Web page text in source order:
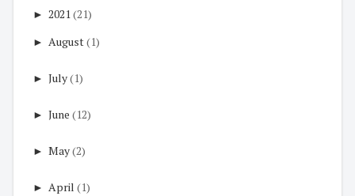
► 2021 (21)
► August(1)
► July(1)
► June (12)
► May(2)
► April (1)